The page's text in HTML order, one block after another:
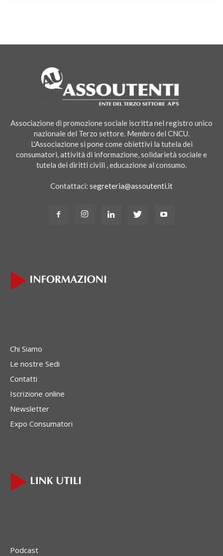
Associazione di promozione sociale iscritta nel registro unico
nazionale del Terzo settore. Membro del CNCU.
L'Associazione si pone come obiettivi la tutela dei
consumatori, attività di informazione, solidarietà sociale e
tutela dei diritti civili , educazione al consumo.
Contattaci: segreteria@assoutenti.it
Chi Siamo
Le nostre Sedi
Contatti
Iscrizione online
Newsletter
Expo Consumatori
Podcast